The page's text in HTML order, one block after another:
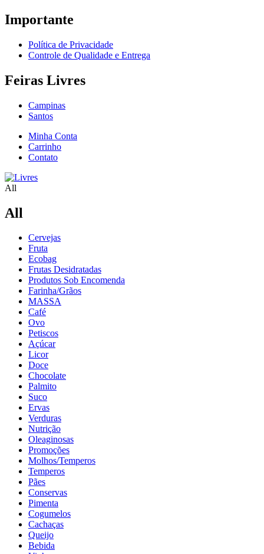
Importante
Política de Privacidade
Controle de Qualidade e Entrega
Feiras Livres
Campinas
Santos
Minha Conta
Carrinho
Contato
All
All
Cervejas
Fruta
Ecobag
Frutas Desidratadas
Produtos Sob Encomenda
Farinha/Grãos
MASSA
Café
Ovo
Petiscos
Açúcar
Licor
Doce
Chocolate
Palmito
Suco
Ervas
Verduras
Nutrição
Oleaginosas
Promoções
Molhos/Temperos
Temperos
Pães
Conservas
Pimenta
Cogumelos
Cachaças
Queijo
Bebida